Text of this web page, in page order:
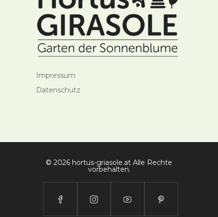
Impressum
Datenschutz
© 2026 hortus-griasole.at Alle Rechte
vorbehalten.